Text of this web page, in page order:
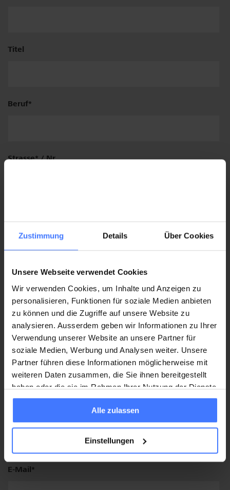
Zustimmung Details Über Cookies
Unsere Webseite verwendet Cookies
Wir verwenden Cookies, um Inhalte und Anzeigen zu
personalisieren, Funktionen für soziale Medien anbieten
zu können und die Zugriffe auf unsere Website zu
analysieren. Ausserdem geben wir Informationen zu Ihrer
Verwendung unserer Website an unsere Partner für
soziale Medien, Werbung und Analysen weiter. Unsere
Partner führen diese Informationen möglicherweise mit
weiteren Daten zusammen, die Sie ihnen bereitgestellt
haben oder die sie im Rahmen Ihrer Nutzung der Dienste
gesammelt haben.
Alle zulassen
Einstellungen
Titel
Beruf
Institut
Strasse / Nr.
Plz / Ort
Land
Telefon Mobile:
E-Mail